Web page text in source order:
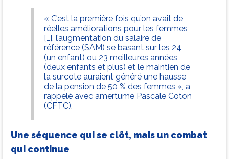
« C’est la première fois qu’on avait de
réelles améliorations pour les femmes
[…], l’augmentation du salaire de
référence (SAM) se basant sur les 24
(un enfant) ou 23 meilleures années
(deux enfants et plus) et le maintien de
la surcote auraient généré une hausse
de la pension de 50 % des femmes », a
rappelé avec amertume Pascale Coton
(CFTC).
Une séquence qui se clôt, mais un combat
qui continue